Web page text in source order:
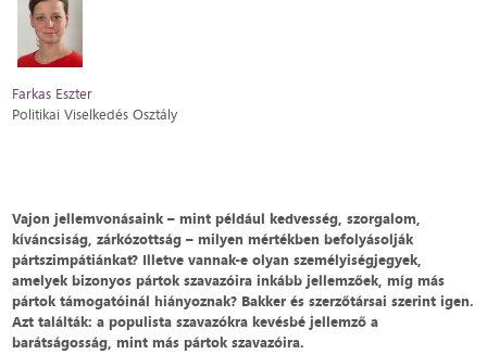
Farkas Eszter
Politikai Viselkedés Osztály
Vajon jellemvonásaink – mint például kedvesség, szorgalom,
kíváncsiság, zárkózottság – milyen mértékben befolyásolják
pártszimpátiánkat? Illetve vannak-e olyan személyiségjegyek,
amelyek bizonyos pártok szavazóira inkább jellemzőek, míg más
pártok támogatóinál hiányoznak? Bakker és szerzőtársai szerint igen.
Azt találták: a populista szavazókra kevésbé jellemző a
barátságosság, mint más pártok szavazóira.